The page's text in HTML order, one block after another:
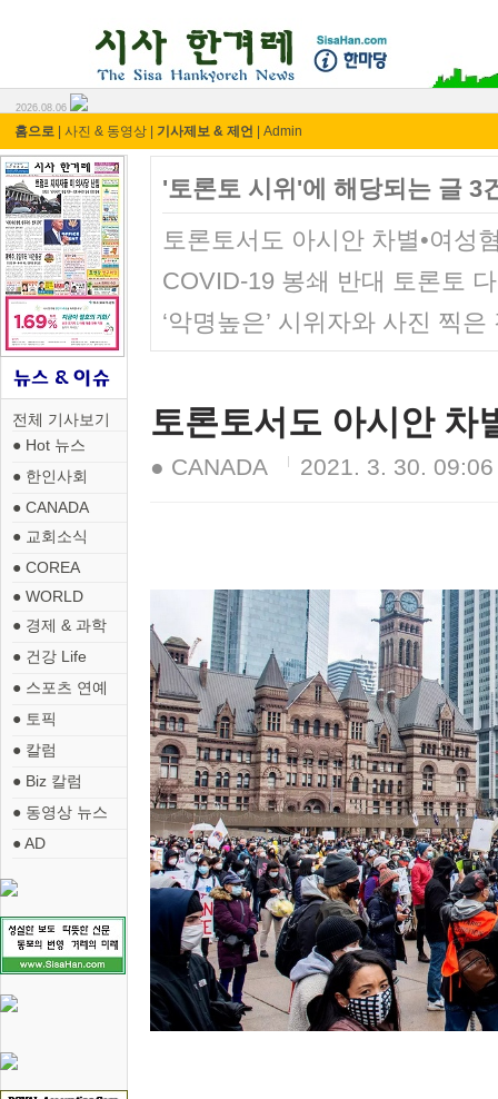
2026.08.06
홈으로 사진 & 동영상 기사제보 & 제언 Admin
전체 기사보기
● Hot 뉴스
● 한인사회
● CANADA
● 교회소식
● COREA
● WORLD
● 경제 & 과학
● 건강 Life
● 스포츠 연예
● 토픽
● 칼럼
● Biz 칼럼
● 동영상 뉴스
● AD
'토론토 시위'에 해당되는 글 3
토론토서도 아시안 차별•여성
COVID-19 봉쇄 반대 토론토
‘악명높은’ 시위자와 사진 찍
토론토서도 아시안 차
● CANADA 2021. 3. 30. 09:06